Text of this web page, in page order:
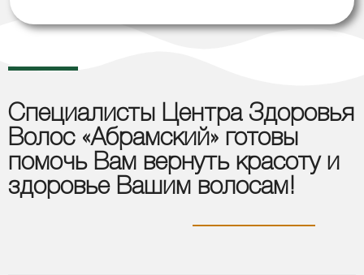
Специалисты Центра Здоровья
Волос «Абрамский» готовы
помочь Вам вернуть красоту и
здоровье Вашим волосам!